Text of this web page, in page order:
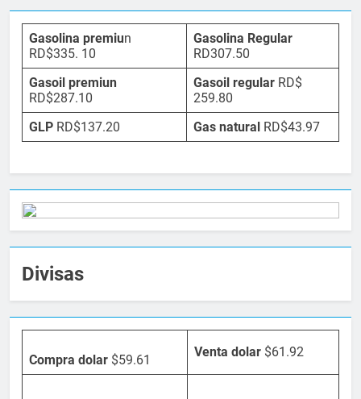
Gasolina premiun
RD$335. 10
Gasolina Regular
RD307.50
Gasoil premiun
RD$287.10
Gasoil regular RD$
259.80
GLP RD$137.20 Gas natural RD$43.97
Divisas
Compra dolar $59.61
Venta dolar $61.92